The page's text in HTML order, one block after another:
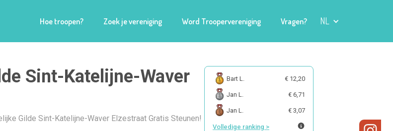
Hoe troopen? Zoek je vereniging Word Troopervereniging Vragen? NL
Sint-Katelijne-Waver
Gilde Sint-Katelijne-Waver Elzestraat Gratis Steunen!
Bart L. € 12,20
Jan L. € 6,71
Jan L. € 3,07
Volledige ranking >